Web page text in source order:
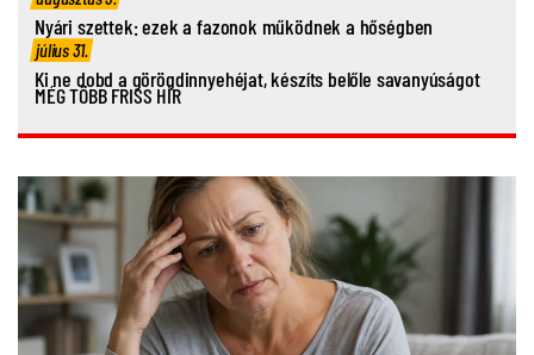
Nyári szettek: ezek a fazonok működnek a hőségben
július 31.
Ki ne dobd a görögdinnyehéjat, készíts belőle savanyúságot
MÉG TÖBB FRISS HÍR